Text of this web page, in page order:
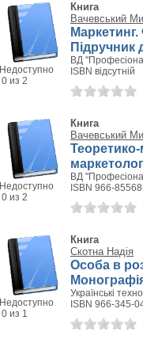
Недоступно
0 из 2
Книга
Вачевський
Підручник
ВД
ISBN відсутній
Недоступно
0 из 2
Книга
Вачевський
ВД
ISBN 966-
Недоступно
0 из 1
Книга
Скотна Надія
Особа в
Українські
ISBN 966-345-